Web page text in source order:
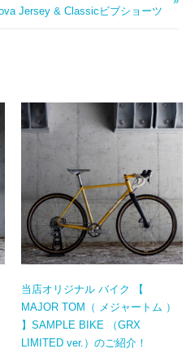
Jersey & Classicビブショーツ
当店オリジナル バイク 【
MAJOR TOM（ メジャートム ）
】SAMPLE BIKE （GRX
LIMITED ver.）のご紹介！